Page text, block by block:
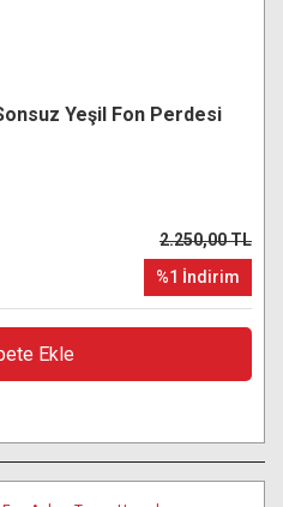
Yeşil Fon Perdesi
2.250,00 TL
%1 İndirim
Ekle